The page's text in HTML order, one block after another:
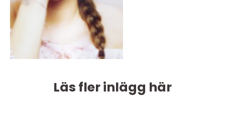
Läs fler inlägg här